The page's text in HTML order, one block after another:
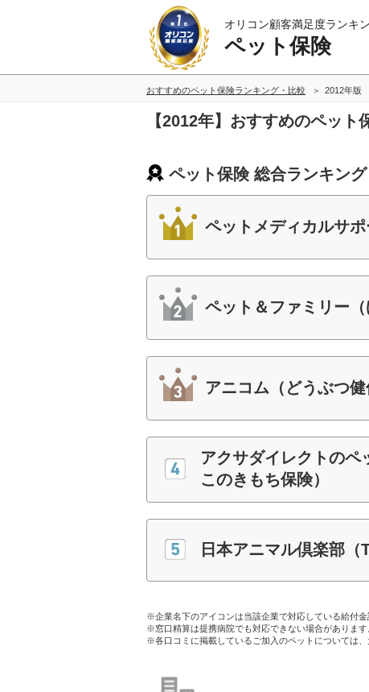
オリコン顧客満足度ランキ
ペット保険
おすすめのペット保険ランキング・比較 2012年版
【2012年】おすすめのペッ
ペット保険 総合ランキング
ペットメディカルサポ
ペット＆ファミリー（
アニコム（どうぶつ健
アクサダイレクトのペ
このきもち保険）
日本アニマル倶楽部（
※企業名下のアイコンは当該企業で対応している給付金
※窓口精算は提携病院でも対応できない場合があります
※各口コミに掲載しているご加入のペットについては